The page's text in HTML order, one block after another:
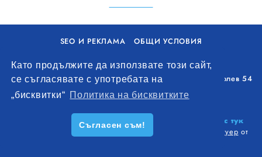
Като продължите да използвате този сайт,
се съгласявате с употребата на
„бисквитки“ Политика на бисквитките
Съгласен съм!
SEO И РЕКЛАМА
ОБЩИ УСЛОВИЯ
Уолоу Интернешънъл ЕООД, гр. Варна, бул. Генерал Колев 54
+359 893 621 112
office@remontna-brigada.com
Създай профил на своя строителен бизнес тук
. Всички права запазени. Изработка на софтуер от